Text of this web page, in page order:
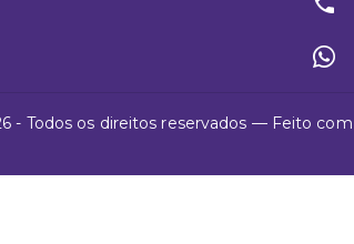
- Todos os direitos reservados — Feito com